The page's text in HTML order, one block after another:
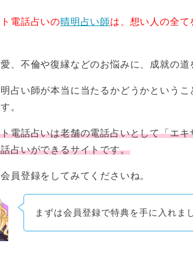
電話占いの晴明占い師は、想い人の全て
、不倫や復縁などのお悩みに、成就の道
占い師が本当に当たるかどうかという
。
電話占いは老舗の電話占いとして「エ
占いができるサイトです。
員登録をしてみてくださいね。
まずは会員登録で特典を手に入れま